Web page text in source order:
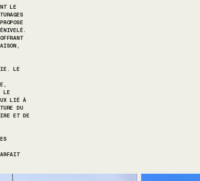
LE
LE
LE
LIÉ À
DU
ET DE